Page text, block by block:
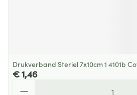
Drukverband Steriel 7x10cm 1 4101b
€ 1,46